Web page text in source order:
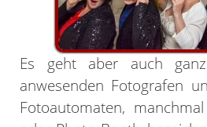
Es geht aber auch
anwesenden Fotografen
Fotoautomaten,